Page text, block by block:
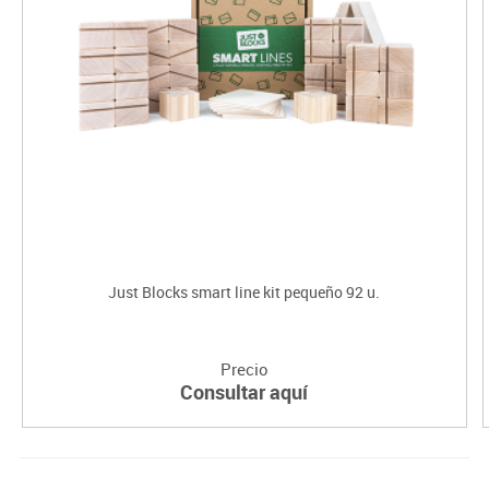
Just Blocks smart line kit pequeño 92 u.
Precio
Consultar aquí